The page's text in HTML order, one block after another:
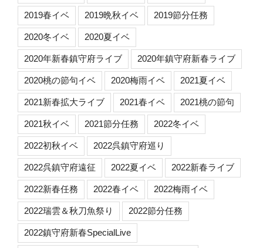
2019春イベ 2019晩秋イベ 2019節分任務
2020冬イベ 2020夏イベ
2020年新春鎮守府ライブ 2020年鎮守府新春ライブ
2020桃の節句イベ 2020梅雨イベ 2021夏イベ
2021新春拡大ライブ 2021春イベ 2021桃の節句
2021秋イベ 2021節分任務 2022冬イベ
2022初秋イベ 2022呉鎮守府巡り
2022呉鎮守府遠征 2022夏イベ 2022新春ライブ
2022新春任務 2022春イベ 2022梅雨イベ
2022瑞雲＆秋刀魚祭り 2022節分任務
2022鎮守府新春SpecialLive